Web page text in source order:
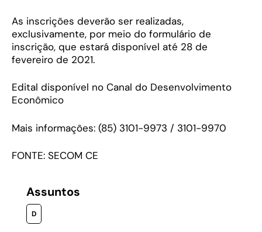
As inscrições deverão ser realizadas,
exclusivamente, por meio do formulário de
inscrição, que estará disponível até 28 de
fevereiro de 2021.
Edital disponível no Canal do Desenvolvimento
Econômico
Mais informações: (85) 3101-9973 / 3101-9970
FONTE: SECOM CE
Assuntos
D